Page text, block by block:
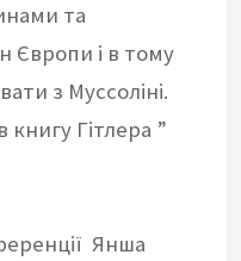
та
Європи і в тому
з Муссоліні.
Гітлера ”
Янша